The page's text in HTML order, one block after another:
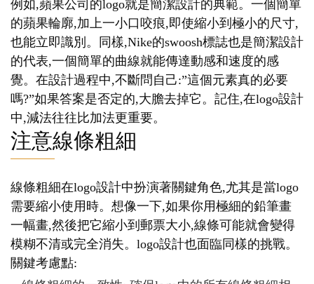
例如,蘋果公司的logo就是簡潔設計的典範。一個簡單
的蘋果輪廓,加上一小口咬痕,即使縮小到極小的尺寸,
也能立即識別。同樣,Nike的swoosh標誌也是簡潔設計
的代表,一個簡單的曲線就能傳達動感和速度的感
覺。在設計過程中,不斷問自己:”這個元素真的必要
嗎?”如果答案是否定的,大膽去掉它。記住,在logo設計
中,減法往往比加法更重要。
注意線條粗細
線條粗細在logo設計中扮演著關鍵角色,尤其是當logo
需要縮小使用時。想像一下,如果你用極細的鉛筆畫
一幅畫,然後把它縮小到郵票大小,線條可能就會變得
模糊不清或完全消失。logo設計也面臨同樣的挑戰。
關鍵考慮點: